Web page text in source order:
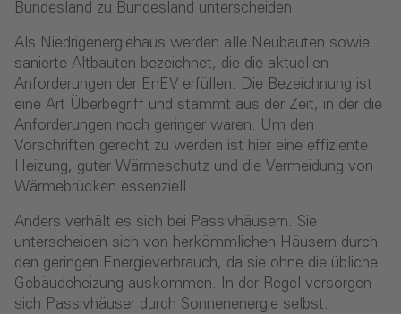
Bundesland zu Bundesland unterscheiden.
Als Niedrigenergiehaus werden alle Neubauten sowie
sanierte Altbauten bezeichnet, die die aktuellen
Anforderungen der EnEV erfüllen. Die Bezeichnung ist
eine Art Überbegriff und stammt aus der Zeit, in der die
Anforderungen noch geringer waren. Um den
Vorschriften gerecht zu werden ist hier eine effiziente
Heizung, guter Wärmeschutz und die Vermeidung von
Wärmebrücken essenziell.
Anders verhält es sich bei Passivhäusern. Sie
unterscheiden sich von herkömmlichen Häusern durch
den geringen Energieverbrauch, da sie ohne die übliche
Gebäudeheizung auskommen. In der Regel versorgen
sich Passivhäuser durch Sonnenenergie selbst.